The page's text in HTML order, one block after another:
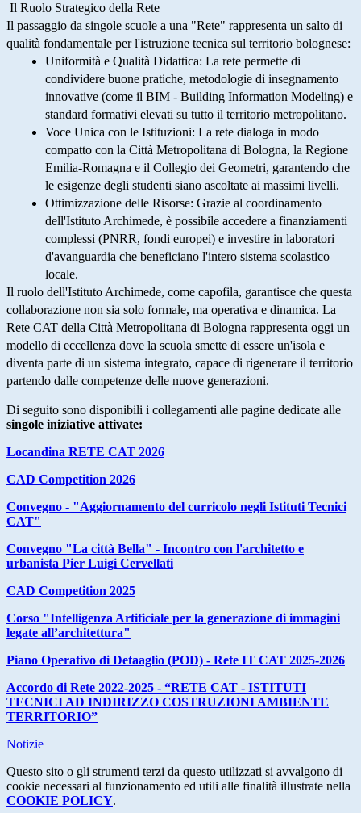
Il Ruolo Strategico della Rete
Il passaggio da singole scuole a una "Rete" rappresenta un salto di
qualità fondamentale per l'istruzione tecnica sul territorio bolognese:
Uniformità e Qualità Didattica: La rete permette di
condividere buone pratiche, metodologie di insegnamento
innovative (come il BIM - Building Information Modeling) e
standard formativi elevati su tutto il territorio metropolitano.
Voce Unica con le Istituzioni: La rete dialoga in modo
compatto con la Città Metropolitana di Bologna, la Regione
Emilia-Romagna e il Collegio dei Geometri, garantendo che
le esigenze degli studenti siano ascoltate ai massimi livelli.
Ottimizzazione delle Risorse: Grazie al coordinamento
dell'Istituto Archimede, è possibile accedere a finanziamenti
complessi (PNRR, fondi europei) e investire in laboratori
d'avanguardia che beneficiano l'intero sistema scolastico
locale.
Il ruolo dell'Istituto Archimede, come capofila, garantisce che questa
collaborazione non sia solo formale, ma operativa e dinamica. La
Rete CAT della Città Metropolitana di Bologna rappresenta oggi un
modello di eccellenza dove la scuola smette di essere un'isola e
diventa parte di un sistema integrato, capace di rigenerare il territorio
partendo dalle competenze delle nuove generazioni.
Di seguito sono disponibili i collegamenti alle pagine dedicate alle
singole iniziative attivate:
Locandina RETE CAT 2026
CAD Competition 2026
Convegno - "Aggiornamento del curricolo negli Istituti Tecnici
CAT"
Convegno "La città Bella" - Incontro con l'architetto e
urbanista Pier Luigi Cervellati
CAD Competition 2025
Corso "Intelligenza Artificiale per la generazione di immagini
legate all’architettura"
Piano Operativo di Detaaglio (POD) - Rete IT CAT 2025-2026
Accordo di Rete 2022-2025 - “RETE CAT - ISTITUTI
TECNICI AD INDIRIZZO COSTRUZIONI AMBIENTE
TERRITORIO”
Notizie
Questo sito o gli strumenti terzi da questo utilizzati si avvalgono di
cookie necessari al funzionamento ed utili alle finalità illustrate nella
COOKIE POLICY.